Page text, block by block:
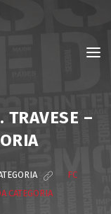
TRAVESE –
FC
CATEGORIA